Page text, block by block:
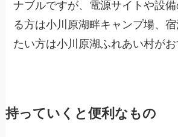
ナブルですが、電源サイトや設
る方は小川原湖畔キャンプ場、
たい方は小川原湖ふれあい村がお
持っていくと便利なもの